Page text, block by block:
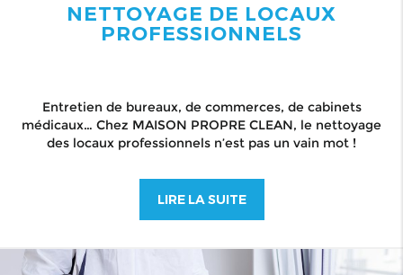
NETTOYAGE DE LOCAUX
PROFESSIONNELS
Entretien de bureaux, de commerces, de cabinets
médicaux… Chez MAISON PROPRE CLEAN, le nettoyage
des locaux professionnels n’est pas un vain mot !
LIRE LA SUITE